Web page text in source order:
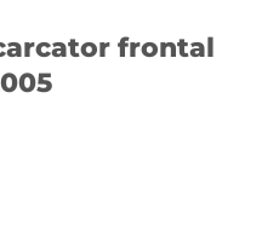
frontal